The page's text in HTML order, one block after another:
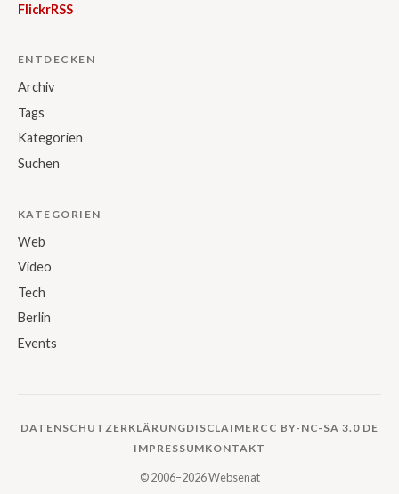
FlickrRSS
ENTDECKEN
Archiv
Tags
Kategorien
Suchen
KATEGORIEN
Web
Video
Tech
Berlin
Events
DATENSCHUTZERKLÄRUNGDISCLAIMER CC BY-NC-SA 3.0 DE
IMPRESSUMKONTAKT
© 2006–2026 Websenat